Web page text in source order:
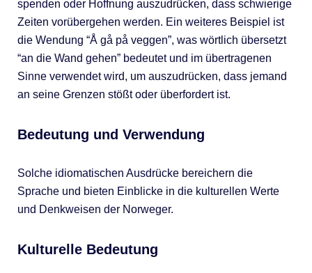
spenden oder Hoffnung auszudrücken, dass schwierige
Zeiten vorübergehen werden. Ein weiteres Beispiel ist
die Wendung “Å gå på veggen”, was wörtlich übersetzt
“an die Wand gehen” bedeutet und im übertragenen
Sinne verwendet wird, um auszudrücken, dass jemand
an seine Grenzen stößt oder überfordert ist.
Bedeutung und Verwendung
Solche idiomatischen Ausdrücke bereichern die
Sprache und bieten Einblicke in die kulturellen Werte
und Denkweisen der Norweger.
Kulturelle Bedeutung